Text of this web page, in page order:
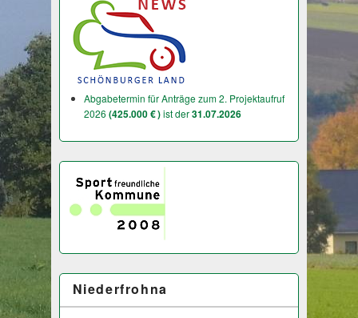
Abgabetermin für Anträge zum 2. Projektaufruf
2026 (425.000 € )ist der31.07.2026
Niederfrohna